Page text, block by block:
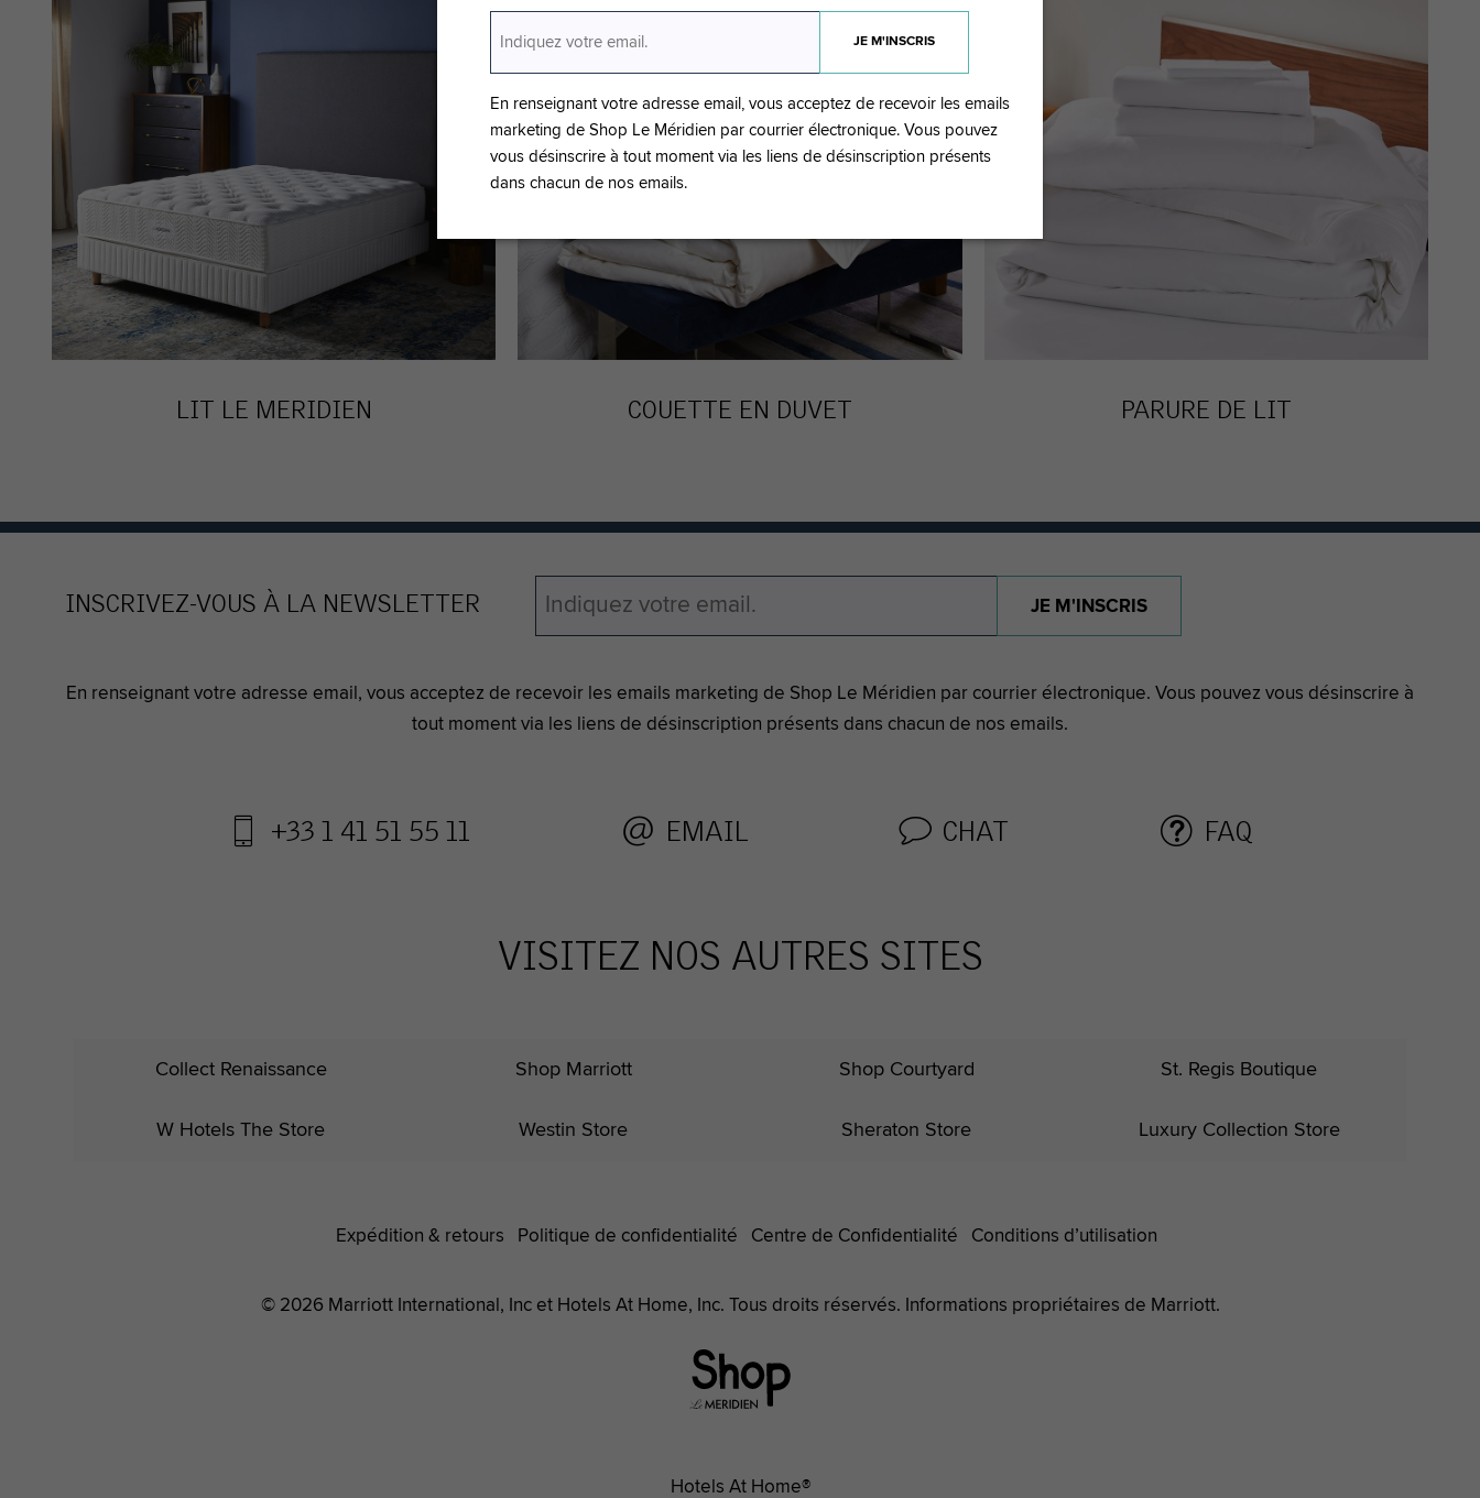
LIT LE MERIDIEN COUETTE EN DUVET PARURE DE LIT
INSCRIVEZ-VOUS À LA NEWSLETTER JE M'INSCRIS
En renseignant votre adresse email, vous acceptez de recevoir les emails marketing de Shop Le Méridien par courrier électronique. Vous pouvez vous désinscrire à
tout moment via les liens de désinscription présents dans chacun de nos emails.
+33 1 41 51 55 11 EMAIL CHAT FAQ
VISITEZ NOS AUTRES SITES
Collect Renaissance Shop Marriott Shop Courtyard St. Regis Boutique
W Hotels The Store Westin Store Sheraton Store Luxury Collection Store
Expédition & retours Politique de confidentialité Centre de Confidentialité Conditions d’utilisation
© 2026 Marriott International, Inc et Hotels At Home, Inc. Tous droits réservés. Informations propriétaires de Marriott.
Le
Méridien
Hotels At Home®
En renseignant votre adresse email, vous acceptez de recevoir les emails
marketing de Shop Le Méridien par courrier électronique. Vous pouvez
vous désinscrire à tout moment via les liens de désinscription présents
dans chacun de nos emails.